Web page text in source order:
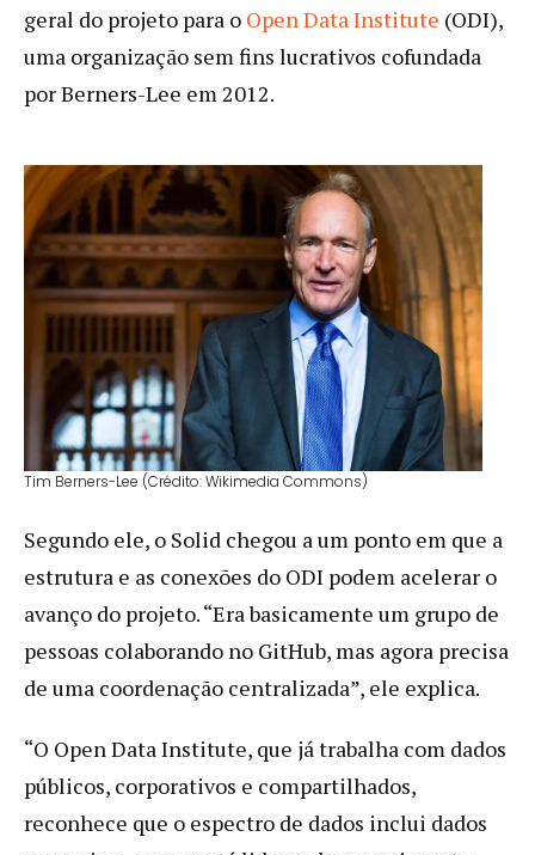
geral do projeto para o Open Data Institute (ODI),
uma organização sem fins lucrativos cofundada
por Berners-Lee em 2012.
Tim Berners-Lee (Crédito: Wikimedia Commons)
Segundo ele, o Solid chegou a um ponto em que a
estrutura e as conexões do ODI podem acelerar o
avanço do projeto. “Era basicamente um grupo de
pessoas colaborando no GitHub, mas agora precisa
de uma coordenação centralizada”, ele explica.
“O Open Data Institute, que já trabalha com dados
públicos, corporativos e compartilhados,
reconhece que o espectro de dados inclui dados